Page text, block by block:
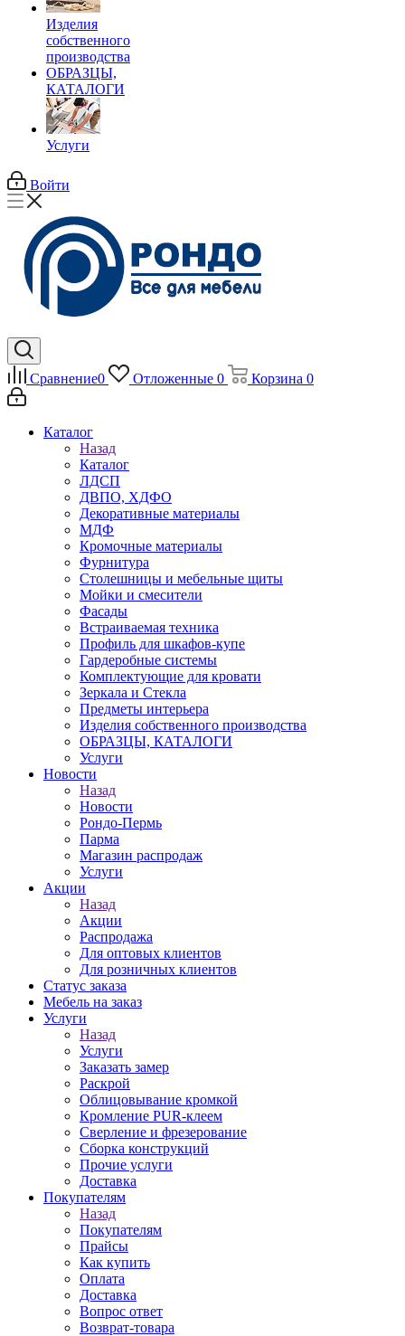
Изделия
собственного
производства
ОБРАЗЦЫ,
КАТАЛОГИ
Услуги
Войти
Сравнение0 Отложенные 0 Корзина 0
Каталог
Назад
Каталог
ЛДСП
ДВПО, ХДФО
Декоративные материалы
МДФ
Кромочные материалы
Фурнитура
Столешницы и мебельные щиты
Мойки и смесители
Фасады
Встраиваемая техника
Профиль для шкафов-купе
Гардеробные системы
Комплектующие для кровати
Зеркала и Стекла
Предметы интерьера
Изделия собственного производства
ОБРАЗЦЫ, КАТАЛОГИ
Услуги
Новости
Назад
Новости
Рондо-Пермь
Парма
Магазин распродаж
Услуги
Акции
Назад
Акции
Распродажа
Для оптовых клиентов
Для розничных клиентов
Статус заказа
Мебель на заказ
Услуги
Назад
Услуги
Заказать замер
Раскрой
Облицовывание кромкой
Кромление PUR-клеем
Сверление и фрезерование
Сборка конструкций
Прочие услуги
Доставка
Покупателям
Назад
Покупателям
Прайсы
Как купить
Оплата
Доставка
Вопрос ответ
Возврат-товара